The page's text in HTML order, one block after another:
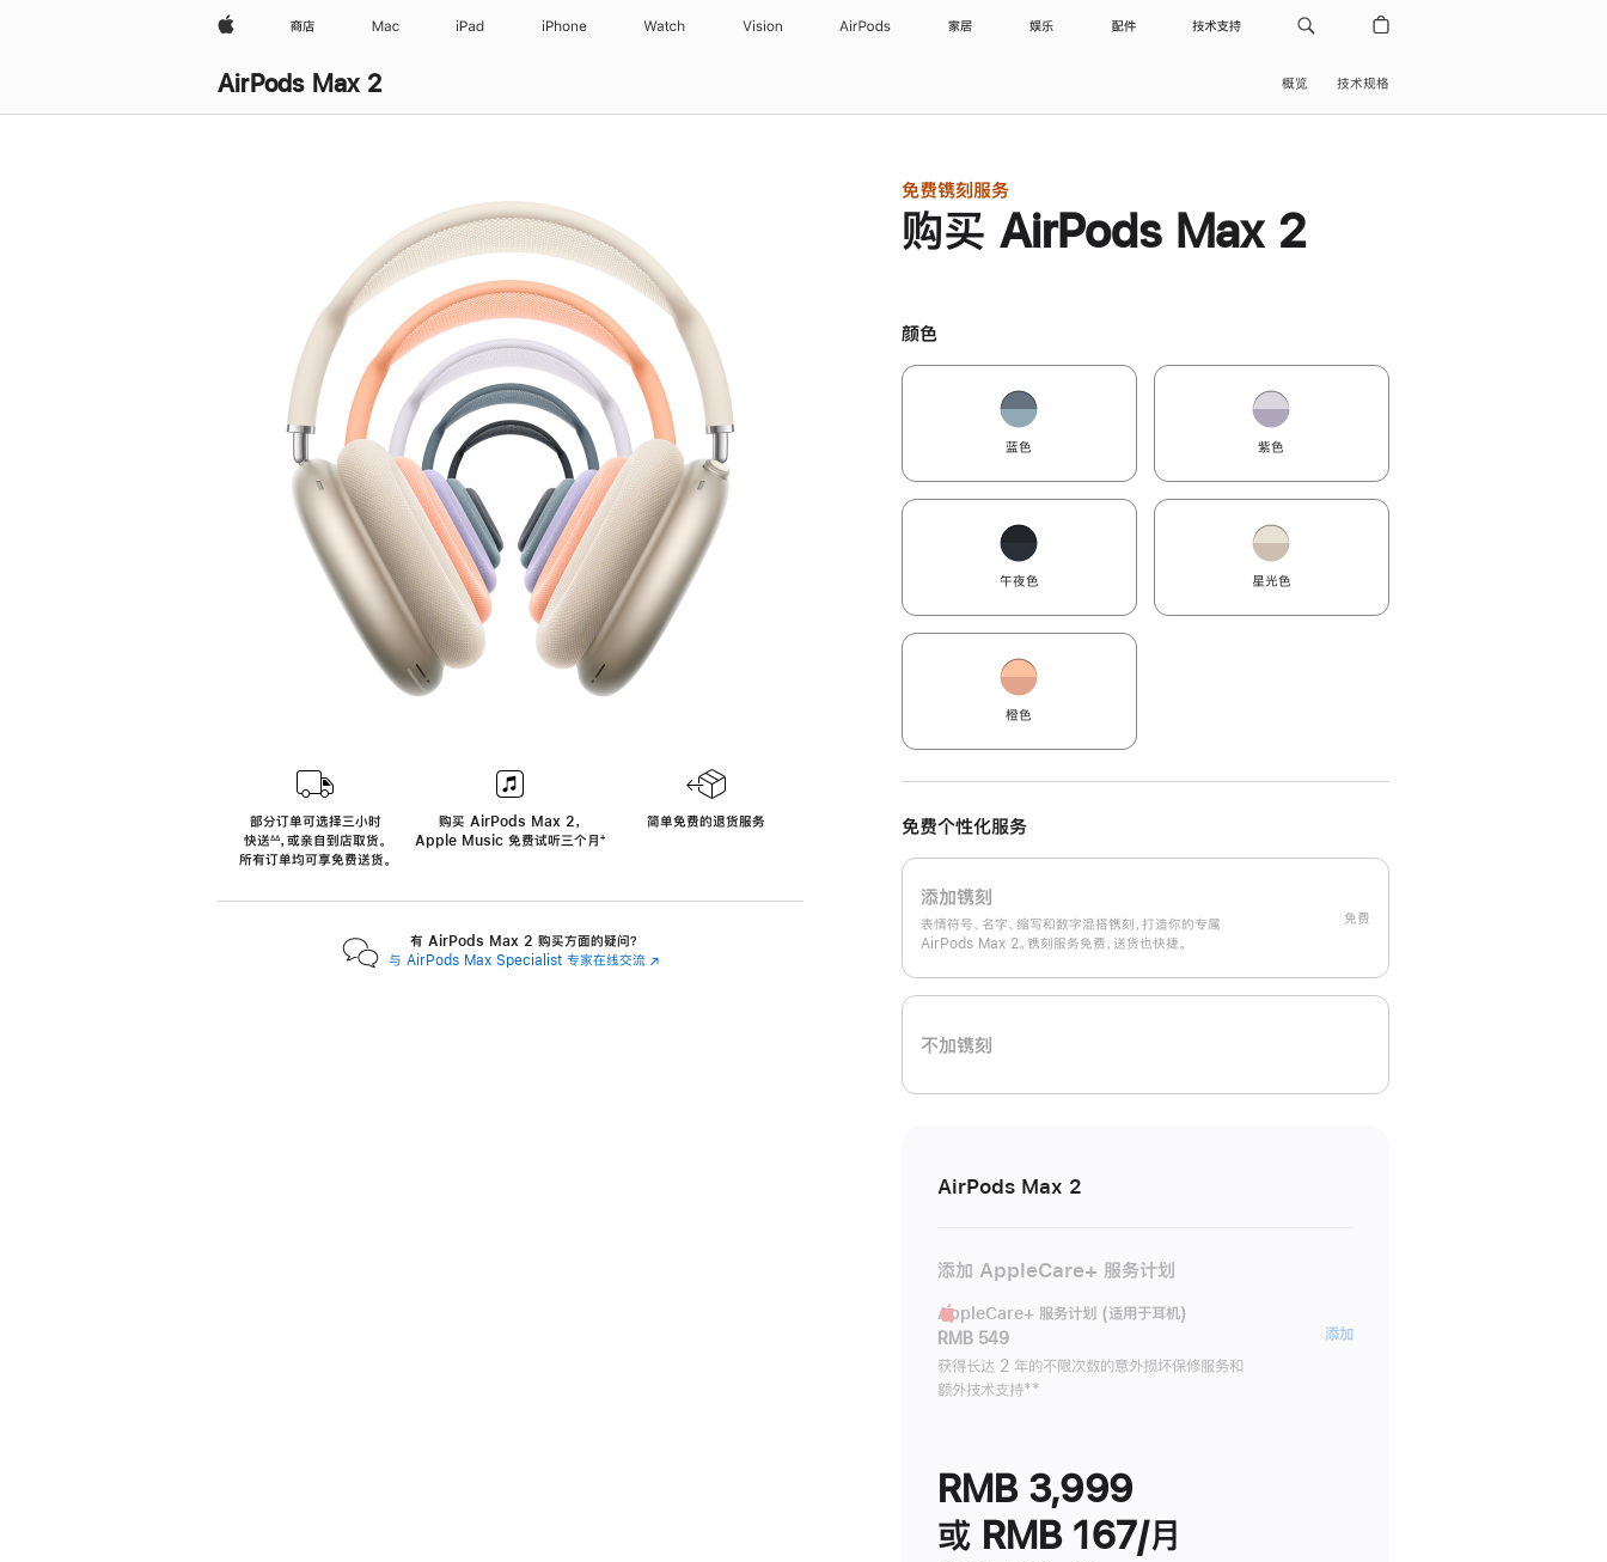
Apple 商店 Mac iPad iPhone Watch Vision AirPods 家居 娱乐 配件 技术支持
AirPods Max 2 概览 技术规格
AirPods Max 2
部分订单可选择三小时
快送
${translate.store.a11y.footnote}
∆∆， 或亲自到店取货。
所有订单均可享免费送货。
购买 AirPods Max 2，
Apple Music 免费试听三个月‍脚
‍⁺
简单免费的退货服务
有 AirPods Max 2 购买方面的疑问？
与 AirPods Max Specialist 专家在线交流 (在
免费镌刻服务
购买 AirPods Max 2
颜色
蓝色 紫色
午夜色 星光色
橙色
免费个性化服务
添加镌刻
表情符号、名字、缩写和数字混搭镌刻，打造你的专属
AirPods Max 2。镌刻服务免费，送货也快捷。
免费
不加镌刻
AirPods Max 2
添加 AppleCare+ 服务计划
AppleCare+ 服务计划 (适用于耳机)
RMB 549
获得长达 2 年的不限次数的意外损坏保修服务和
额外技术支持脚
**
添加AppleCare+
RMB 3,999
或 RMB 167/月